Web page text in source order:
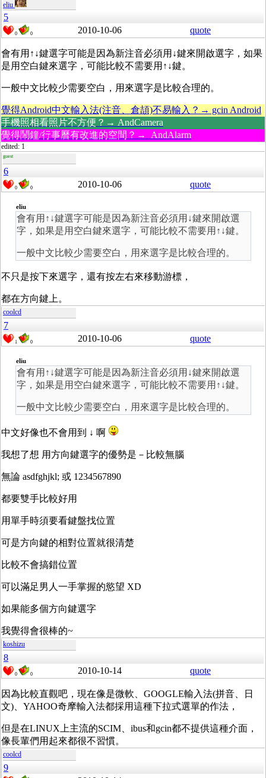
eliu
5
0 0 2010-10-06 quote
會有用↑↓鍵選字可能是因為新注音必須用↓鍵來開啟選字，如果
是用空白鍵來選字，可能比較不需要用↑↓鍵。
一般中文比較少需要空白，用來選字是比較合理的。
覺得Android中文輸入法(注音、倉頡)不易輸入？→ gcin Android
手機照相看照片不方便？→ AndCamera
覺得鬧鐘/行事曆有改進的空間？→ AndAlarm
edited: 1
guest
6
0 0 2010-10-06 quote
eliu
會有用↑↓鍵選字可能是因為新注音必須用↓鍵來開啟選
字，如果是用空白鍵來選字，可能比較不需要用↑↓鍵。
一般中文比較少需要空白，用來選字是比較合理的。
不只是按下來選字，還有按左右來移動游標，
都在方向鍵上。
coolcd
7
1 0 2010-10-06 quote
eliu
會有用↑↓鍵選字可能是因為新注音必須用↓鍵來開啟選
字，如果是用空白鍵來選字，可能比較不需要用↑↓鍵。
一般中文比較少需要空白，用來選字是比較合理的。
中文好像也不會用到 ↓ 啊
我想了想 用方向鍵選字的優勢是－比較無腦
無論 asdfghjkl; 或 1234567890
都要雙手比較好用
用單手時須要看鍵盤找位置
可是方向鍵的相對位置就很清楚
比較不會搞錯位置
可以滿足男人一手掌握的慾望 XD
如果能多個方向鍵選字
我覺得會很棒的~
koshizu
8
0 0 2010-10-14 quote
因為比較直觀吧，現在像是微軟、GOOGLE輸入法(拼音、日
文)、YAHOO奇摩輸入法都採用這種下拉式選單的作法，
但是在LINUX上主流的SCIM、ibus和gcin都不提供這種介面，
像長輩們用起來都很不習慣。
coolcd
9